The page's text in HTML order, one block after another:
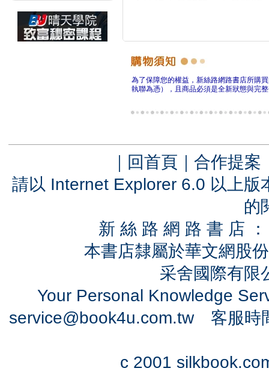
為了保障您的權益，新絲路網路書店所購
執聯為憑），且商品必須是全新狀態與完
｜ 回首頁 ｜ 合作提案
請以 Internet Explorer 6.0 以上
的
新 絲 路 網 路 書 店
本書店隸屬於華文網股
采舍國際有
Your Personal Knowledge
service@book4u.com.tw客服時
c 2001